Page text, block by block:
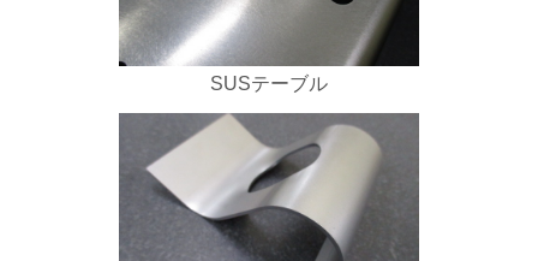
SUSテーブル